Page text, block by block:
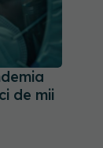
de mii